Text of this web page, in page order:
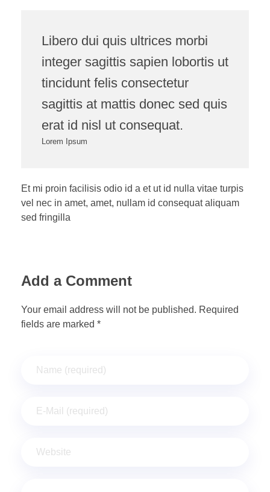
Libero dui quis ultrices morbi
integer sagittis sapien lobortis ut
tincidunt felis consectetur
sagittis at mattis donec sed quis
erat id nisl ut consequat.
Lorem Ipsum
Et mi proin facilisis odio id a et ut id nulla vitae turpis
vel nec in amet, amet, nullam id consequat aliquam
sed fringilla
Add a Comment
Your email address will not be published. Required
fields are marked *